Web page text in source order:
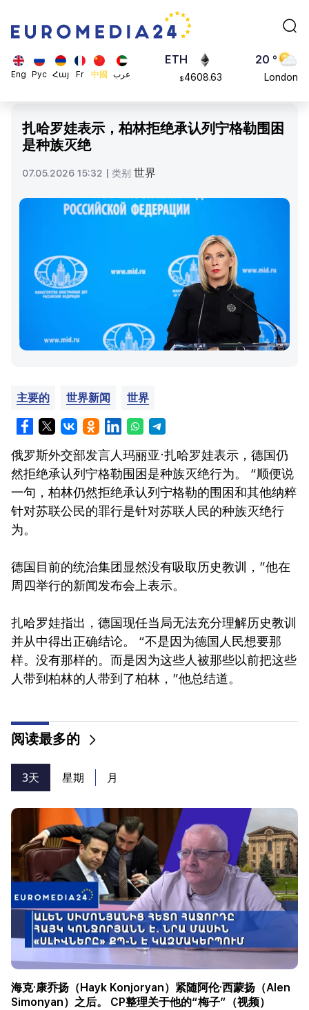
Eng Рус Հայ Fr 中國 عرب
ETH
4608.63
SOL
$213.76
26 °
Beijing
16 °
扎哈罗娃表示，柏林拒绝承认列宁格勒围困
是种族灭绝
07.05.2026 15:32 | 类别 世界
主要的 世界新闻 世界
俄罗斯外交部发言人玛丽亚·扎哈罗娃表示，德国仍
然拒绝承认列宁格勒围困是种族灭绝行为。 “顺便说
一句，柏林仍然拒绝承认列宁格勒的围困和其他纳粹
针对苏联公民的罪行是针对苏联人民的种族灭绝行
为。
德国目前的统治集团显然没有吸取历史教训，”他在
周四举行的新闻发布会上表示。
扎哈罗娃指出，德国现任当局无法充分理解历史教训
并从中得出正确结论。 “不是因为德国人民想要那
样。没有那样的。而是因为这些人被那些以前把这些
人带到柏林的人带到了柏林，”他总结道。
阅读最多的
3天 星期 月
海克·康乔扬（Hayk Konjoryan）紧随阿伦·西蒙扬（Alen
Simonyan）之后。 CP整理关于他的“梅子”（视频）